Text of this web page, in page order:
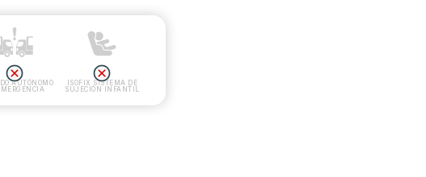
AUTÓNOMO
ISOFIX SISTEMA DE
SUJECIÓN INFANTIL